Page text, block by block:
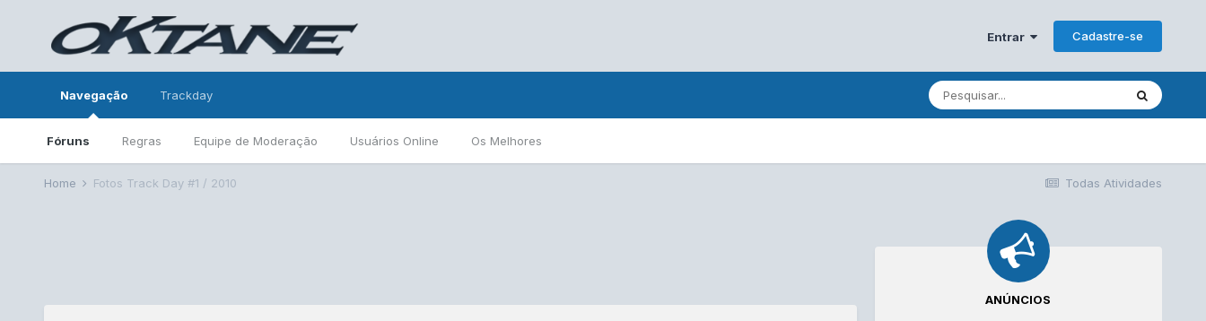
Entrar Cadastre-se
Navegação
Fóruns Regras Equipe de Moderação Usuários Online Os Melhores
Trackday
Todas Atividades
Home Fotos Track Day #1 / 2010
ANÚNCIOS